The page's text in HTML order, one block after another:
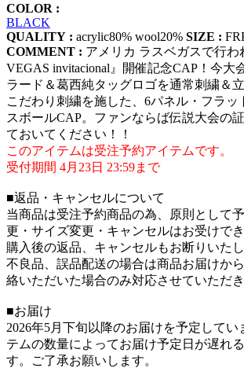
COLOR :
BLACK
QUALITY : acrylic80% wool20% SIZE :
COMMENT : アメリカ ラスベガスで行わ
VEGAS invitacional』開催記念CAP！今大
ラード＆葛西純タッグロゴを通常刺繍＆
こだわり刺繍を施した、6パネル・フラッ
スボールCAP。ファンならば伝説大会の
ておいてください！！
このアイテムは受注予約アイテムです。
受付期間 4月23日 23:59まで
■返品・キャンセルについて
当商品は受注予約商品の為、原則として
更・サイズ変更・キャンセルはお受けでき
購入後の返品、キャンセルもお断りいたし
不良品、誤品配送の場合は商品お届けか
絡いただいた場合のみ対応させていただき
■お届け
2026年5月下旬以降のお届けを予定して
テムの数量によってお届け予定日が遅れ
す。ご了承お願いします。